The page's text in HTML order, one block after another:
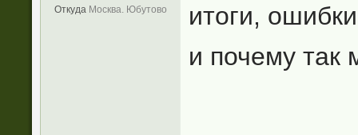
Откуда Москва. Юбутово
итоги,
и почему